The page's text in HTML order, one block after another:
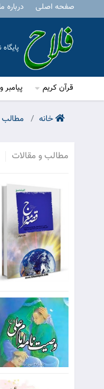
صفحه اصلی درباره ما
قرآن کریم
خانه مطالب
مطالب و مقالات